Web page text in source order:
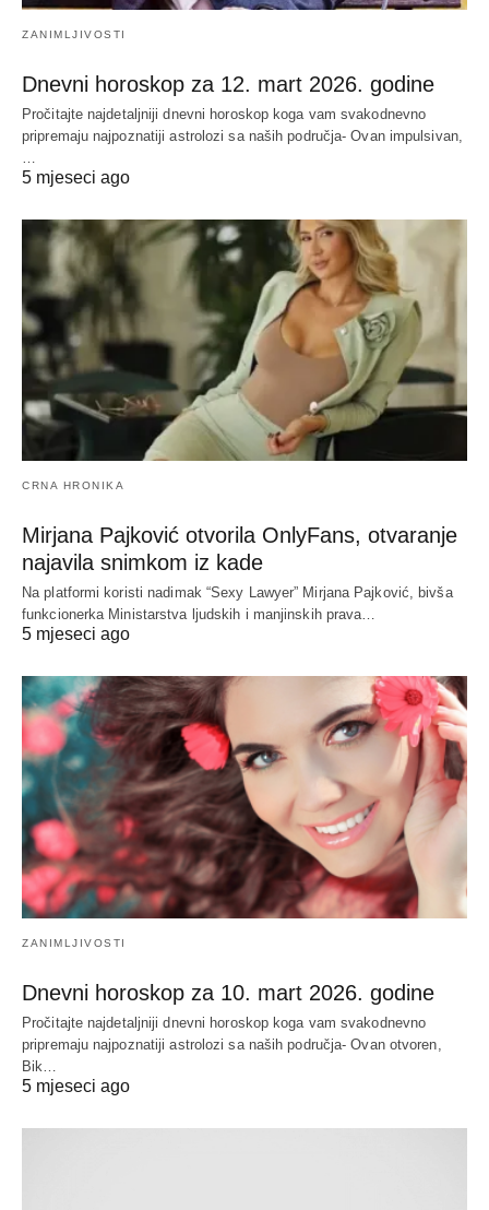
ZANIMLJIVOSTI
Dnevni horoskop za 12. mart 2026. godine
Pročitajte najdetaljniji dnevni horoskop koga vam svakodnevno
pripremaju najpoznatiji astrolozi sa naših područja- Ovan impulsivan,
5 mjeseci ago
CRNA HRONIKA
Mirjana Pajković otvorila OnlyFans, otvaranje
najavila snimkom iz kade
Na platformi koristi nadimak “Sexy Lawyer” Mirjana Pajković, bivša
funkcionerka Ministarstva ljudskih i manjinskih prava…
5 mjeseci ago
ZANIMLJIVOSTI
Dnevni horoskop za 10. mart 2026. godine
Pročitajte najdetaljniji dnevni horoskop koga vam svakodnevno
pripremaju najpoznatiji astrolozi sa naših područja- Ovan otvoren,
Bik…
5 mjeseci ago